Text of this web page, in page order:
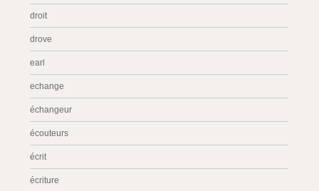
droit
drove
earl
echange
échangeur
écouteurs
écrit
écriture